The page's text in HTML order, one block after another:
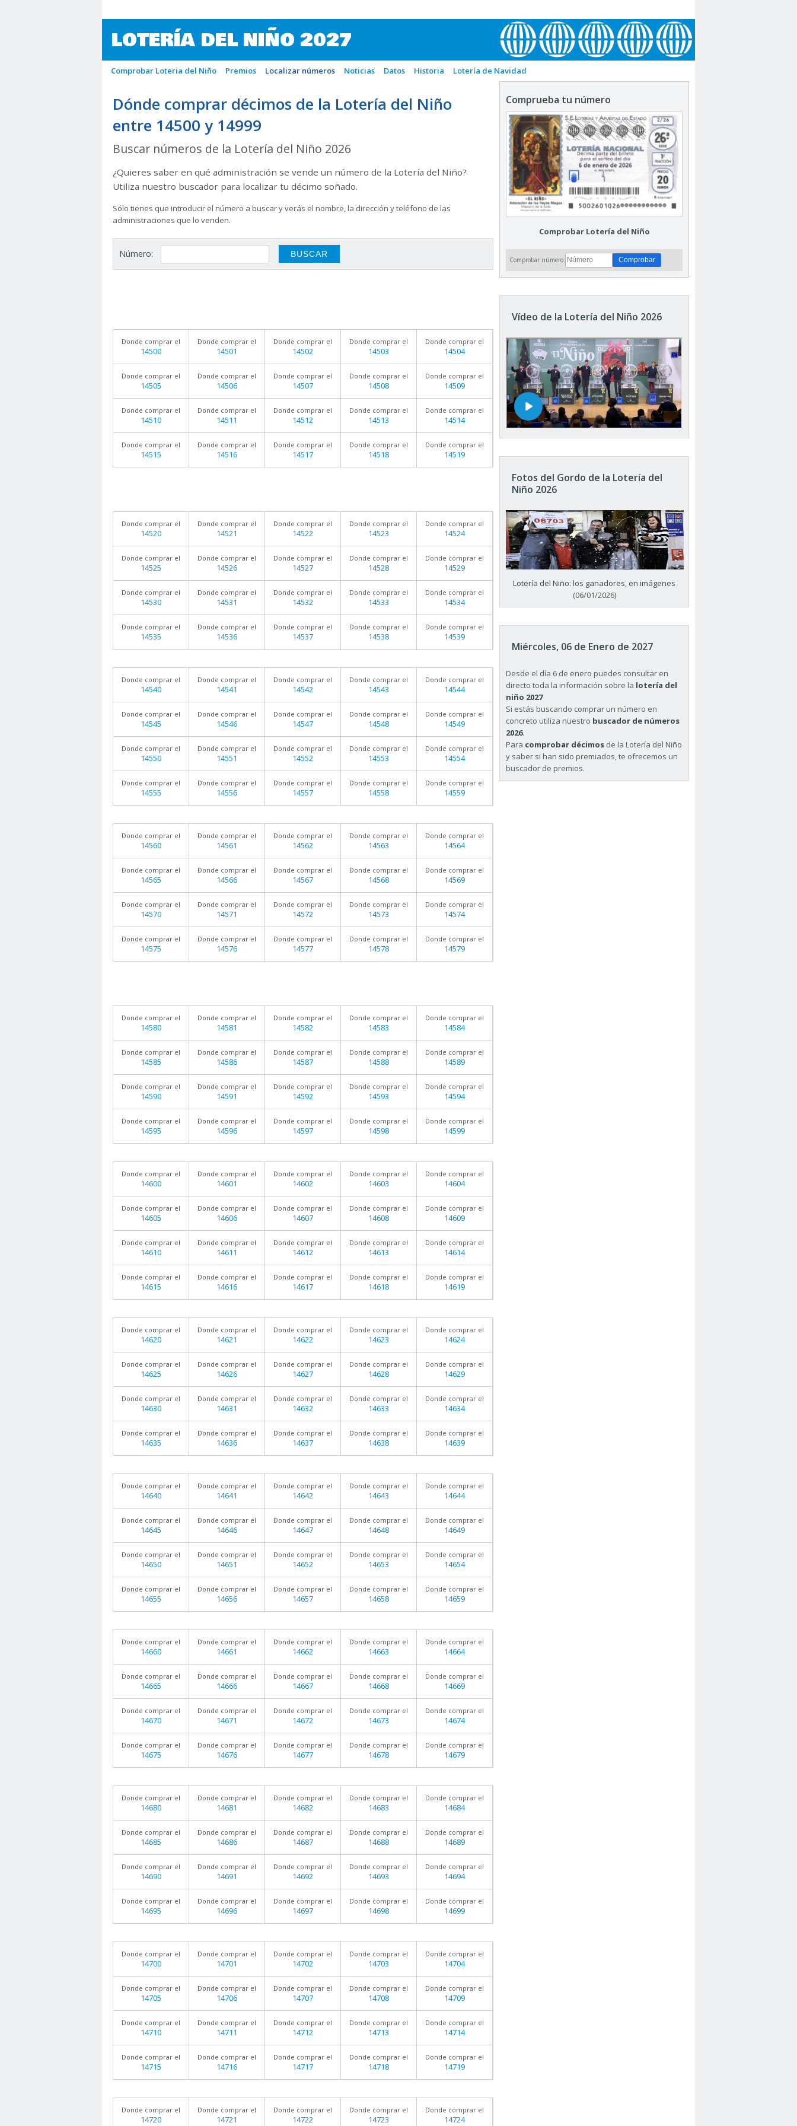
LOTERÍA DEL NIÑO 2027
Comprobar Loteria del Niño Premios Localizar números Noticias Datos Historia Lotería de Navidad
Dónde comprar décimos de la Lotería del Niño
entre 14500 y 14999
Buscar números de la Lotería del Niño 2026
¿Quieres saber en qué administración se vende un número de la Lotería del Niño?
Utiliza nuestro buscador para localizar tu décimo soñado.
Sólo tienes que introducir el número a buscar y verás el nombre, la dirección y teléfono de las
administraciones que lo venden.
Número:
Donde comprar el
14500
Donde comprar el
14501
Donde comprar el
14502
Donde comprar el
14503
Donde comprar el
14504
Donde comprar el
14505
Donde comprar el
14506
Donde comprar el
14507
Donde comprar el
14508
Donde comprar el
14509
Donde comprar el
14510
Donde comprar el
14511
Donde comprar el
14512
Donde comprar el
14513
Donde comprar el
14514
Donde comprar el
14515
Donde comprar el
14516
Donde comprar el
14517
Donde comprar el
14518
Donde comprar el
14519
Donde comprar el
14520
Donde comprar el
14521
Donde comprar el
14522
Donde comprar el
14523
Donde comprar el
14524
Donde comprar el
14525
Donde comprar el
14526
Donde comprar el
14527
Donde comprar el
14528
Donde comprar el
14529
Donde comprar el
14530
Donde comprar el
14531
Donde comprar el
14532
Donde comprar el
14533
Donde comprar el
14534
Donde comprar el
14535
Donde comprar el
14536
Donde comprar el
14537
Donde comprar el
14538
Donde comprar el
14539
Donde comprar el
14540
Donde comprar el
14541
Donde comprar el
14542
Donde comprar el
14543
Donde comprar el
14544
Donde comprar el
14545
Donde comprar el
14546
Donde comprar el
14547
Donde comprar el
14548
Donde comprar el
14549
Donde comprar el
14550
Donde comprar el
14551
Donde comprar el
14552
Donde comprar el
14553
Donde comprar el
14554
Donde comprar el
14555
Donde comprar el
14556
Donde comprar el
14557
Donde comprar el
14558
Donde comprar el
14559
Donde comprar el
14560
Donde comprar el
14561
Donde comprar el
14562
Donde comprar el
14563
Donde comprar el
14564
Donde comprar el
14565
Donde comprar el
14566
Donde comprar el
14567
Donde comprar el
14568
Donde comprar el
14569
Donde comprar el
14570
Donde comprar el
14571
Donde comprar el
14572
Donde comprar el
14573
Donde comprar el
14574
Donde comprar el
14575
Donde comprar el
14576
Donde comprar el
14577
Donde comprar el
14578
Donde comprar el
14579
Donde comprar el
14580
Donde comprar el
14581
Donde comprar el
14582
Donde comprar el
14583
Donde comprar el
14584
Donde comprar el
14585
Donde comprar el
14586
Donde comprar el
14587
Donde comprar el
14588
Donde comprar el
14589
Donde comprar el
14590
Donde comprar el
14591
Donde comprar el
14592
Donde comprar el
14593
Donde comprar el
14594
Donde comprar el
14595
Donde comprar el
14596
Donde comprar el
14597
Donde comprar el
14598
Donde comprar el
14599
Donde comprar el
14600
Donde comprar el
14601
Donde comprar el
14602
Donde comprar el
14603
Donde comprar el
14604
Donde comprar el
14605
Donde comprar el
14606
Donde comprar el
14607
Donde comprar el
14608
Donde comprar el
14609
Donde comprar el
14610
Donde comprar el
14611
Donde comprar el
14612
Donde comprar el
14613
Donde comprar el
14614
Donde comprar el
14615
Donde comprar el
14616
Donde comprar el
14617
Donde comprar el
14618
Donde comprar el
14619
Donde comprar el
14620
Donde comprar el
14621
Donde comprar el
14622
Donde comprar el
14623
Donde comprar el
14624
Donde comprar el
14625
Donde comprar el
14626
Donde comprar el
14627
Donde comprar el
14628
Donde comprar el
14629
Donde comprar el
14630
Donde comprar el
14631
Donde comprar el
14632
Donde comprar el
14633
Donde comprar el
14634
Donde comprar el
14635
Donde comprar el
14636
Donde comprar el
14637
Donde comprar el
14638
Donde comprar el
14639
Donde comprar el
14640
Donde comprar el
14641
Donde comprar el
14642
Donde comprar el
14643
Donde comprar el
14644
Donde comprar el
14645
Donde comprar el
14646
Donde comprar el
14647
Donde comprar el
14648
Donde comprar el
14649
Donde comprar el
14650
Donde comprar el
14651
Donde comprar el
14652
Donde comprar el
14653
Donde comprar el
14654
Donde comprar el
14655
Donde comprar el
14656
Donde comprar el
14657
Donde comprar el
14658
Donde comprar el
14659
Donde comprar el
14660
Donde comprar el
14661
Donde comprar el
14662
Donde comprar el
14663
Donde comprar el
14664
Donde comprar el
14665
Donde comprar el
14666
Donde comprar el
14667
Donde comprar el
14668
Donde comprar el
14669
Donde comprar el
14670
Donde comprar el
14671
Donde comprar el
14672
Donde comprar el
14673
Donde comprar el
14674
Donde comprar el
14675
Donde comprar el
14676
Donde comprar el
14677
Donde comprar el
14678
Donde comprar el
14679
Donde comprar el
14680
Donde comprar el
14681
Donde comprar el
14682
Donde comprar el
14683
Donde comprar el
14684
Donde comprar el
14685
Donde comprar el
14686
Donde comprar el
14687
Donde comprar el
14688
Donde comprar el
14689
Donde comprar el
14690
Donde comprar el
14691
Donde comprar el
14692
Donde comprar el
14693
Donde comprar el
14694
Donde comprar el
14695
Donde comprar el
14696
Donde comprar el
14697
Donde comprar el
14698
Donde comprar el
14699
Donde comprar el
14700
Donde comprar el
14701
Donde comprar el
14702
Donde comprar el
14703
Donde comprar el
14704
Donde comprar el
14705
Donde comprar el
14706
Donde comprar el
14707
Donde comprar el
14708
Donde comprar el
14709
Donde comprar el
14710
Donde comprar el
14711
Donde comprar el
14712
Donde comprar el
14713
Donde comprar el
14714
Donde comprar el
14715
Donde comprar el
14716
Donde comprar el
14717
Donde comprar el
14718
Donde comprar el
14719
Donde comprar el
14720
Donde comprar el
14721
Donde comprar el
14722
Donde comprar el
14723
Donde comprar el
14724
Comprueba tu número
Comprobar Lotería del Niño
Comprobar número:
Vídeo de la Lotería del Niño 2026
Fotos del Gordo de la Lotería del
Niño 2026
Lotería del Niño: los ganadores, en imágenes
(06/01/2026)
Miércoles, 06 de Enero de 2027
Desde el día 6 de enero puedes consultar en
directo toda la información sobre la lotería del
niño 2027
Si estás buscando comprar un número en
concreto utiliza nuestro buscador de números
2026.
Para comprobar décimos de la Lotería del Niño
y saber si han sido premiados, te ofrecemos un
buscador de premios.